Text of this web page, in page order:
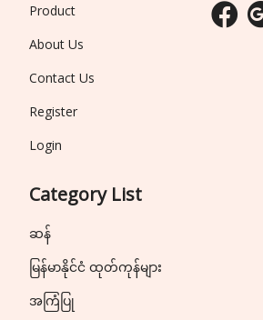
Product
About Us
Contact Us
Register
Login
Category List
ဆန်
မြန်မာနိုင်ငံ ထုတ်ကုန်များ
အကြံပြု